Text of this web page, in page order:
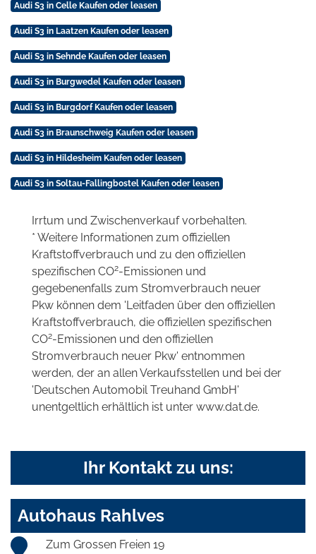
Audi S3 in Celle Kaufen oder leasen
Audi S3 in Laatzen Kaufen oder leasen
Audi S3 in Sehnde Kaufen oder leasen
Audi S3 in Burgwedel Kaufen oder leasen
Audi S3 in Burgdorf Kaufen oder leasen
Audi S3 in Braunschweig Kaufen oder leasen
Audi S3 in Hildesheim Kaufen oder leasen
Audi S3 in Soltau-Fallingbostel Kaufen oder leasen
Irrtum und Zwischenverkauf vorbehalten.
* Weitere Informationen zum offiziellen
Kraftstoffverbrauch und zu den offiziellen
spezifischen CO2-Emissionen und
gegebenenfalls zum Stromverbrauch neuer
Pkw können dem 'Leitfaden über den offiziellen
Kraftstoffverbrauch, die offiziellen spezifischen
CO2-Emissionen und den offiziellen
Stromverbrauch neuer Pkw' entnommen
werden, der an allen Verkaufsstellen und bei der
'Deutschen Automobil Treuhand GmbH'
unentgeltlich erhältlich ist unter www.dat.de.
Ihr Kontakt zu uns:
Autohaus Rahlves
Zum Grossen Freien 19